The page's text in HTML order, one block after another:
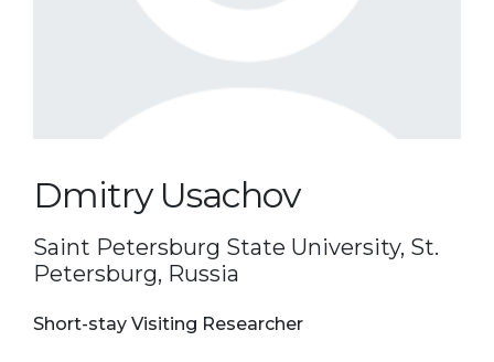
Dmitry Usachov
Saint Petersburg State University, St.
Petersburg, Russia
Short-stay Visiting Researcher